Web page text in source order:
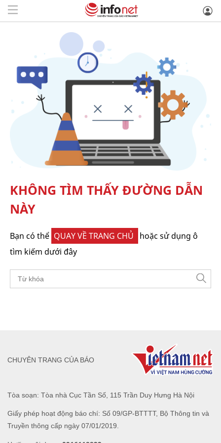
KHÔNG TÌM THẤY ĐƯỜNG DẪN
NÀY
Bạn có thể QUAY VỀ TRANG CHỦ
hoặc sử dụng ô
tìm kiếm dưới đây
Tòa soạn: Tòa nhà Cục Tần Số, 115 Trần Duy Hưng Hà Nội
Giấy phép hoạt động báo chí: Số 09/GP-BTTTT, Bộ Thông tin và
Truyền thông cấp ngày 07/01/2019.
CHUYÊN TRANG CỦA BÁO